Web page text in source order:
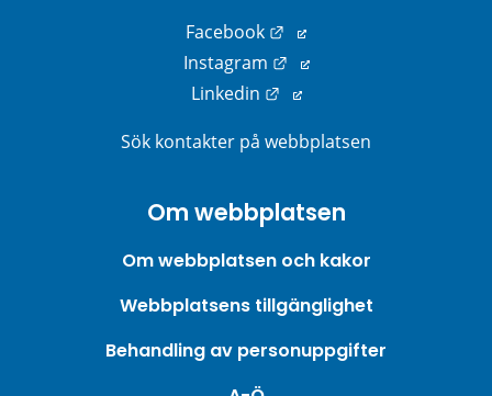
Facebook
Länk till annan
Instagram
Länk till annan
Linkedin
Länk till annan webbplats.
Sök kontakter på webbplatsen
Om webbplatsen
Om webbplatsen och kakor
Webbplatsens tillgänglighet
Behandling av personuppgifter